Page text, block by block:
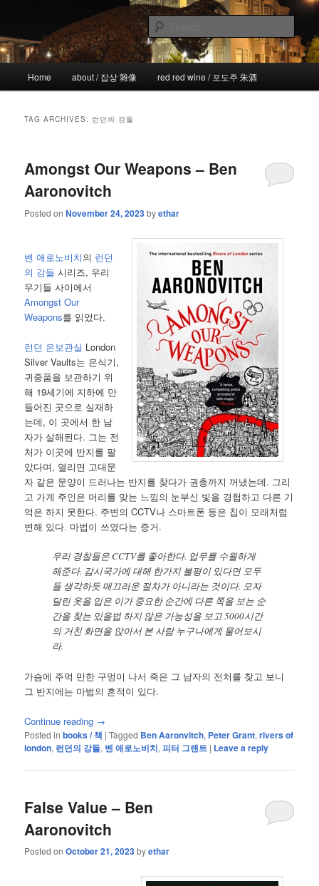
primary
content
secondary
content!wicked
the more I see the less I know
Home about / 잡상 雜像 red red wine / 포도주 朱酒
TAG ARCHIVES: 런던의 강들
Amongst Our Weapons – Ben
Aaronovitch
Posted onNovember 24, 2023byethar
벤 애로노비치의 런던
의 강들 시리즈, 우리
무기들 사이에서
Amongst Our
Weapons를 읽었다.
런던 은보관실 London
Silver Vaults는 은식기,
귀중품을 보관하기 위
해 19세기에 지하에 만
들어진 곳으로 실재하
는데, 이 곳에서 한 남
자가 살해된다. 그는 전
처가 이곳에 반지를 팔
았다며, 열리면 고대문
자 같은 문양이 드러나는 반지를 찾다가 권총까지 꺼냈는데. 그리
고 가게 주인은 머리를 맞는 느낌의 눈부신 빛을 경험하고 다른 기
억은 하지 못한다. 주변의 CCTV나 스마트폰 등은 칩이 모래처럼
변해 있다. 마법이 쓰였다는 증거.
우리 경찰들은 CCTV를 좋아한다. 업무를 수월하게
해준다. 감시국가에 대해 한가지 불평이 있다면 모두
들 생각하듯 매끄러운 절차가 아니라는 것이다. 모자
달린 옷을 입은 이가 중요한 순간에 다른 쪽을 보는 순
간을 찾는 있을법 하지 않은 가능성을 보고 5000시간
의 거친 화면을 앉아서 본 사람 누구나에게 물어보시
라.
가슴에 주먹 만한 구멍이 나서 죽은 그 남자의 전처를 찾고 보니
그 반지에는 마법의 흔적이 있다.
Continue reading →
Posted in books / 책 |Tagged Ben Aaronvitch, Peter Grant,rivers of
london, 런던의 강들, 벤 애로노비치,피터 그랜트 | Leave a reply
False Value – Ben
Aaronovitch
Posted onOctober 21, 2023byethar